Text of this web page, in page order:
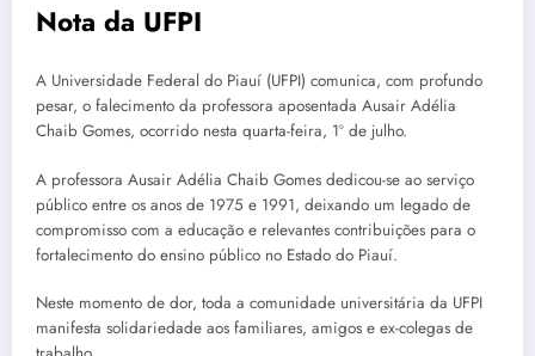
Nota da UFPI
A Universidade Federal do Piauí (UFPI) comunica, com profundo
pesar, o falecimento da professora aposentada Ausair Adélia
Chaib Gomes, ocorrido nesta quarta-feira, 1º de julho.
A professora Ausair Adélia Chaib Gomes dedicou-se ao serviço
público entre os anos de 1975 e 1991, deixando um legado de
compromisso com a educação e relevantes contribuições para o
fortalecimento do ensino público no Estado do Piauí.
Neste momento de dor, toda a comunidade universitária da UFPI
manifesta solidariedade aos familiares, amigos e ex-colegas de